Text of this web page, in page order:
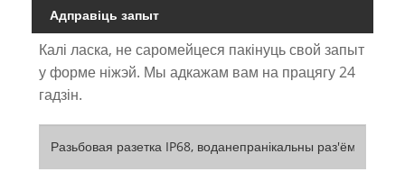
Адправіць запыт
Калі ласка, не саромейцеся пакінуць свой запыт
у форме ніжэй. Мы адкажам вам на працягу 24
гадзін.